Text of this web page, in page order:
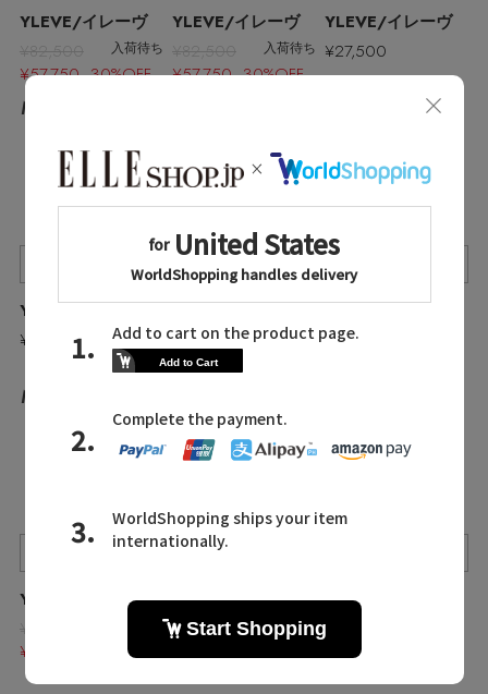
YLEVE/イレーヴ
¥82,500
入荷待ち
¥57,750 30%OFF
YLEVE/イレーヴ
¥82,500
入荷待ち
¥57,750 30%OFF
YLEVE/イレーヴ
¥27,500
No.25
YLEVE/イレーヴ
¥27,500
Quick View
YLEVE/イレーヴ
¥42,900
YLEVE/イレーヴ
¥42,900
No.28
Quick View
YLEVE/イレーヴ
¥41,800
¥25,080 40%OFF
Quick View
YLEVE/イレーヴ
¥41,800
YLEVE/イレーヴ
¥46,200
¥27,720 40%OFF